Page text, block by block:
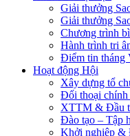
Giải thưởng
Giải thưởng
Chương trình
Hành trình tri
Điểm tin tháng
Hoạt động Hội
Xây dựng tổ
Đối thoại chính
XTTM & Đầu
Đào tạo – Tập
Khởi nghiệp &